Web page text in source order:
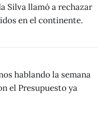
Silva llamó a rechazar
en el continente.
hablando la semana
el Presupuesto ya